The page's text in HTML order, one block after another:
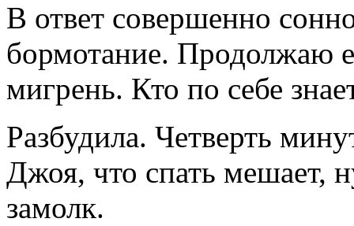
В ответ совершенно
бормотание. Продолжаю
мигрень. Кто по себе
Разбудила. Четверть
Джоя, что спать мешает,
замолк.